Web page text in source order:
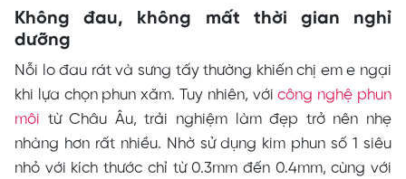
Không đau, không mất thời gian nghỉ
dưỡng
Nỗi lo đau rát và sưng tấy thường khiến chị em e ngại
khi lựa chọn phun xăm. Tuy nhiên, vớicông nghệ phun
môi từ Châu Âu, trải nghiệm làm đẹp trở nên nhẹ
nhàng hơn rất nhiều. Nhờ sử dụng kim phun số 1 siêu
nhỏ với kích thước chỉ từ 0.3mm đến 0.4mm, cùng với